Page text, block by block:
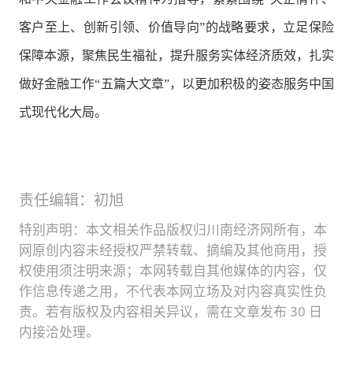
客户至上、创新引领、价值导向”的战略要求，立足保险
保障本源，聚焦民生福祉，提升服务实体经济质效，扎实
做好金融工作“五篇大文章”，以更加积极的姿态服务中国
式现代化大局。
责任编辑：初旭
特别声明：本文相关作品版权归川南经济网所有，本
网原创内容未经授权严禁转载、摘编及其他商用，授
权使用须注明来源；本网转载自其他媒体的内容，仅
作信息传递之用，不代表本网立场及对内容真实性负
责。若有版权及内容相关异议，需在文章发布 30 日
内接洽处理。